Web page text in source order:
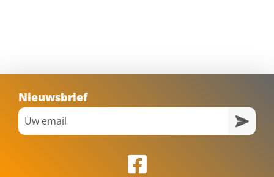
Nieuwsbrief